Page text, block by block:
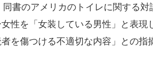
書のアメリカのトイレに関する対
性を「女装している男性」と表現
を傷つける不適切な内容」との指